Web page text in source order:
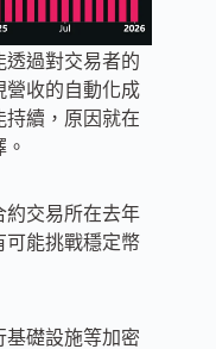
透過對交易者的
營收的自動化成
持續，原因就在
約交易所在去年
可能挑戰穩定幣
基礎設施等加密